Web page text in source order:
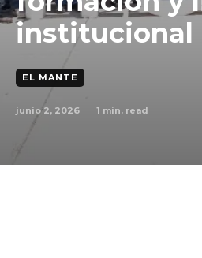
institucional
EL MANTE
junio 2, 2026 1 min. read